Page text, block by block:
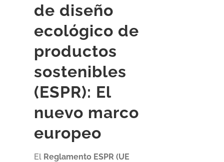
de diseño
ecológico de
productos
sostenibles
(ESPR): El
nuevo marco
europeo
El Reglamento ESPR (UE